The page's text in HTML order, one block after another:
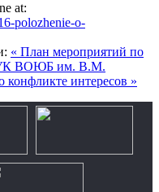
at:
polozhenie-o-
« План мероприятий по
ВОЮБ им. В.М.
конфликте интересов »